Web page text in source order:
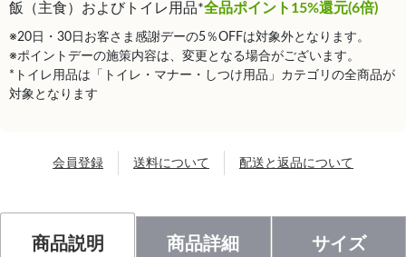
飯（主食）およびトイレ用品*全品ポイント15%還元(6倍)
※20日・30日お客さま感謝デーの5％OFFは対象外となります。
※ポイントデーの施策内容は、変更となる場合がございます。
*トイレ用品は「トイレ・マナー・しつけ用品」カテゴリの全商品が
対象となります
会員登録 送料について 配送と返品について
商品説明 商品詳細 サイズ